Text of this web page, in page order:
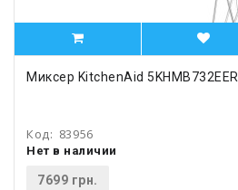
Миксер KitchenAid 5KHMB732EER
Код: 83956
Нет в наличии
7699 грн.